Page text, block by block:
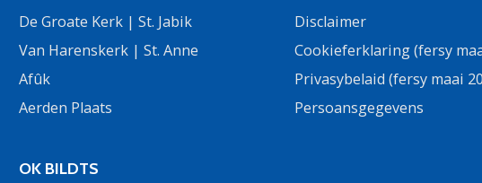
De Groate Kerk | St. Jabik
Van Harenskerk | St. Anne
Afûk
Aerden Plaats
OK BILDTS
Disclaimer
Cookieferklaring (fersy
Privasybelaid (fersy maai
Persoansgegevens